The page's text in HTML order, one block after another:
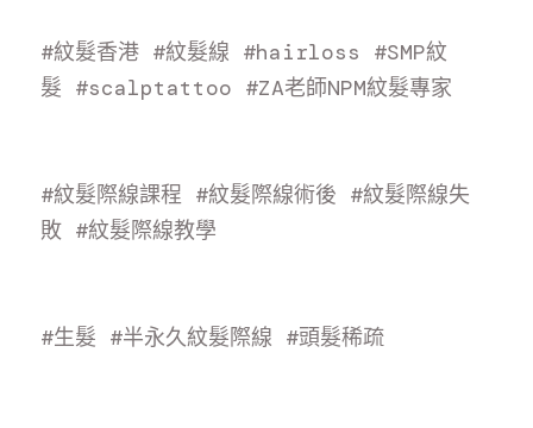
#紋髮香港 #紋髮線 #hairloss #SMP紋
髮 #scalptattoo #ZA老師NPM紋髮專家
#紋髮際線課程 #紋髮際線術後 #紋髮際線失
敗 #紋髮際線教學
#生髮 #半永久紋髮際線 #頭髮稀疏